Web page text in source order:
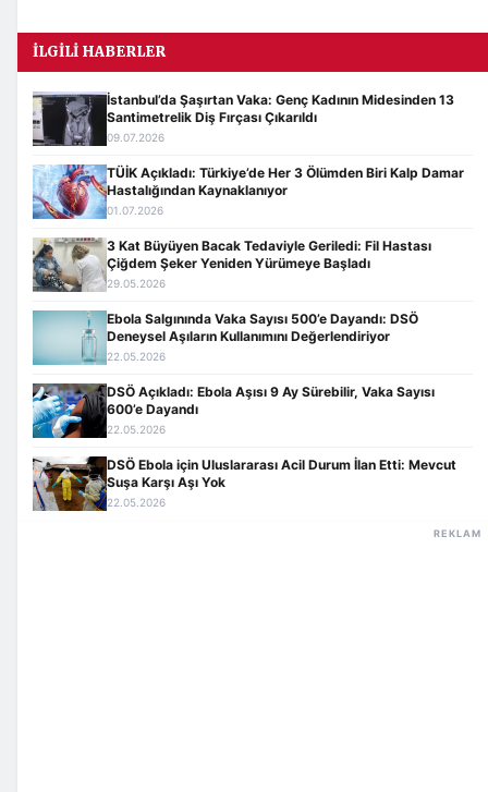
İLGILI HABERLER
İstanbul’da Şaşırtan Vaka: Genç Kadının Midesinden 13
Santimetrelik Diş Fırçası Çıkarıldı
09.07.2026
TÜİK Açıkladı: Türkiye’de Her 3 Ölümden Biri Kalp Damar
Hastalığından Kaynaklanıyor
01.07.2026
3 Kat Büyüyen Bacak Tedaviyle Geriledi: Fil Hastası
Çiğdem Şeker Yeniden Yürümeye Başladı
29.05.2026
Ebola Salgınında Vaka Sayısı 500’e Dayandı: DSÖ
Deneysel Aşıların Kullanımını Değerlendiriyor
22.05.2026
DSÖ Açıkladı: Ebola Aşısı 9 Ay Sürebilir, Vaka Sayısı
600’e Dayandı
22.05.2026
DSÖ Ebola için Uluslararası Acil Durum İlan Etti: Mevcut
Suşa Karşı Aşı Yok
22.05.2026
REKLAM